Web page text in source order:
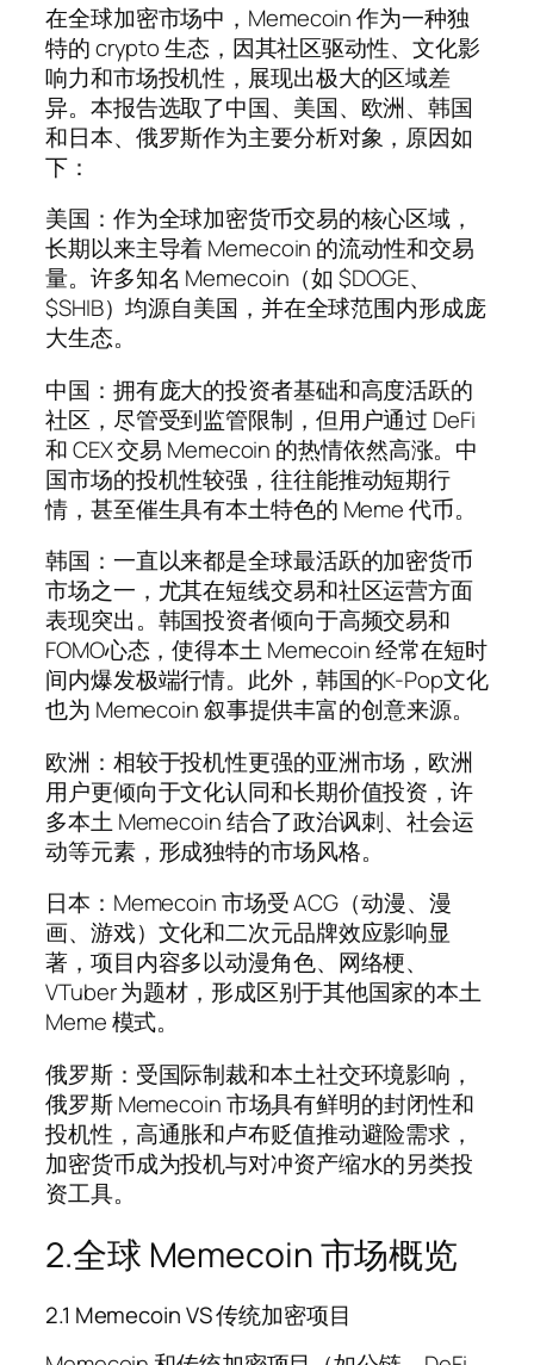
在全球加密市场中，Memecoin 作为一种独
特的 crypto 生态，因其社区驱动性、文化影
响力和市场投机性，展现出极大的区域差
异。本报告选取了中国、美国、欧洲、韩国
和日本、俄罗斯作为主要分析对象，原因如
下：
美国：作为全球加密货币交易的核心区域，
长期以来主导着 Memecoin 的流动性和交易
量。许多知名 Memecoin（如 $DOGE、
$SHIB）均源自美国，并在全球范围内形成庞
大生态。
中国：拥有庞大的投资者基础和高度活跃的
社区，尽管受到监管限制，但用户通过 DeFi
和 CEX 交易 Memecoin 的热情依然高涨。中
国市场的投机性较强，往往能推动短期行
情，甚至催生具有本土特色的 Meme 代币。
韩国：一直以来都是全球最活跃的加密货币
市场之一，尤其在短线交易和社区运营方面
表现突出。韩国投资者倾向于高频交易和
FOMO心态，使得本土 Memecoin 经常在短时
间内爆发极端行情。此外，韩国的K-Pop文化
也为 Memecoin 叙事提供丰富的创意来源。
欧洲：相较于投机性更强的亚洲市场，欧洲
用户更倾向于文化认同和长期价值投资，许
多本土 Memecoin 结合了政治讽刺、社会运
动等元素，形成独特的市场风格。
日本：Memecoin 市场受 ACG（动漫、漫
画、游戏）文化和二次元品牌效应影响显
著，项目内容多以动漫角色、网络梗、
VTuber 为题材，形成区别于其他国家的本土
Meme 模式。
俄罗斯：受国际制裁和本土社交环境影响，
俄罗斯 Memecoin 市场具有鲜明的封闭性和
投机性，高通胀和卢布贬值推动避险需求，
加密货币成为投机与对冲资产缩水的另类投
资工具。
2.全球 Memecoin 市场概览
2.1 Memecoin VS 传统加密项目